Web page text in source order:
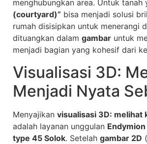
menghubungkan area. Untuk
(courtyard)” bisa menjadi solusi
rumah disisipkan untuk menerangi
dituangkan dalam gambar untuk
menjadi bagian yang kohesif dari
Visualisasi 3D:
Menjadi Nyata
Menyajikan visualisasi 3D: melihat
adalah layanan unggulan
type 45 Solok. Setelah gambar 2D